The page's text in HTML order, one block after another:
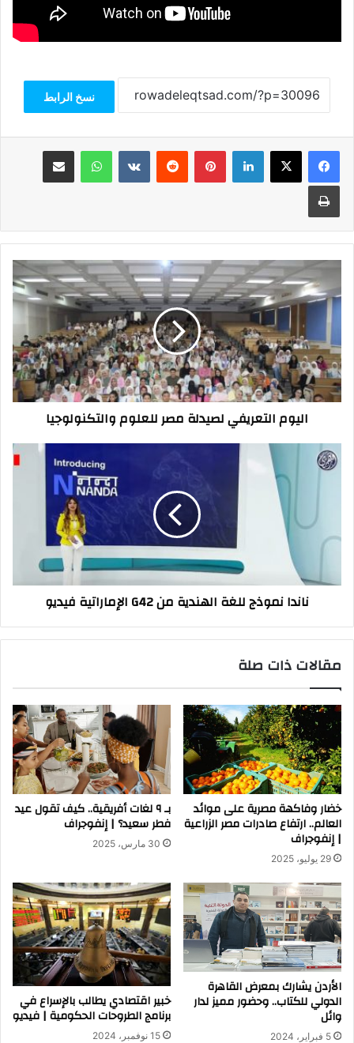
نسخ الرابط
فيسبوك‫X لينكدإن بينتيريست واتساب مشاركة عبر البريد
طباعة
اليوم
التعريفي
لصيدلة
مصر
والتكنولوجيا
اليوم التعريفي لصيدلة مصر للعلوم والتكنولوجيا
ناندا
نموذج
G42
ناندا نموذج للغة الهندية من G42 الإماراتية فيديو
مقالات ذات صلة
خضار وفاكهة مصرية على موائد
العالم.. ارتفاع صادرات مصر الزراعية
| إنفوجراف
29 يوليو، 2025
بـ ٩ لغات أفريقية.. كيف تقول عيد
فطر سعيد؟ | إنفوجراف
30 مارس، 2025
الأردن يشارك بمعرض القاهرة
الدولي للكتاب.. وحضور مميز لدار
وائل
5 فبراير، 2024
خبير اقتصادي يطالب بالإسراع في
برنامج الطروحات الحكومية | فيديو
15 نوفمبر، 2024